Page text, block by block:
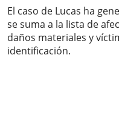
El caso de Lucas ha
se suma a la lista de
daños materiales y
identificación.